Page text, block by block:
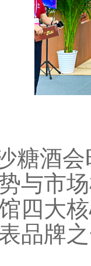
糖酒
与市
四大
品牌